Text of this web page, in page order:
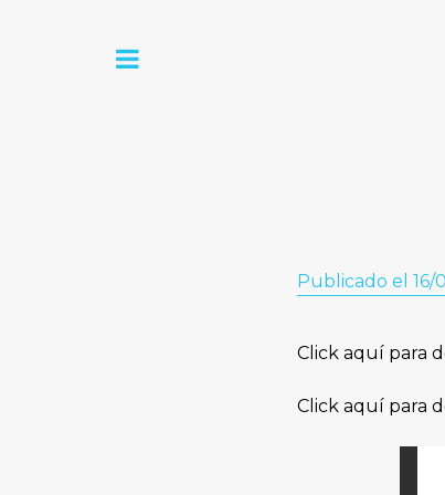
Publicado el 16/
Click aquí para
Click aquí para